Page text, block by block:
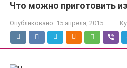
Что можно приготовить
Опубликовано: 15 апреля, 2015